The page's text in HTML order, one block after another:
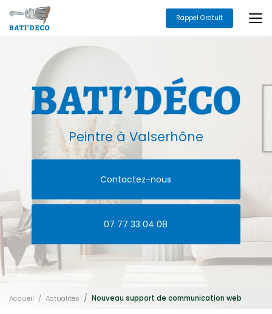
au
contenu
Rappel Gratuit
Peintreà Valserhône
Contactez-nous
07 77 33 04 08
Accueil Actualités Nouveau support de communication web